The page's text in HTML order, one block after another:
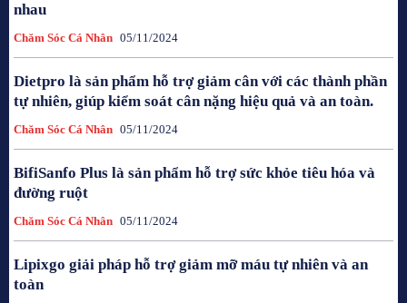
nhau
Chăm Sóc Cá Nhân 05/11/2024
Dietpro là sản phẩm hỗ trợ giảm cân với các thành phần
tự nhiên, giúp kiểm soát cân nặng hiệu quả và an toàn.
Chăm Sóc Cá Nhân 05/11/2024
BifiSanfo Plus là sản phẩm hỗ trợ sức khỏe tiêu hóa và
đường ruột
Chăm Sóc Cá Nhân 05/11/2024
Lipixgo giải pháp hỗ trợ giảm mỡ máu tự nhiên và an
toàn